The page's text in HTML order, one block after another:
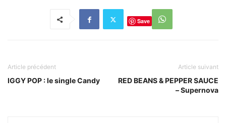
Save
Article précédent
IGGY POP : le single Candy
Article suivant
RED BEANS & PEPPER SAUCE
– Supernova